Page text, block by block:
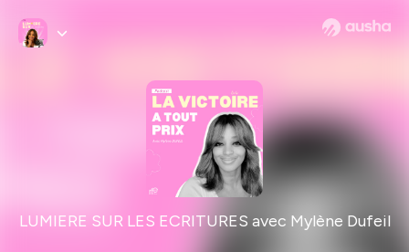
LUMIERE SUR LES ECRITURES avec Mylène Dufeil